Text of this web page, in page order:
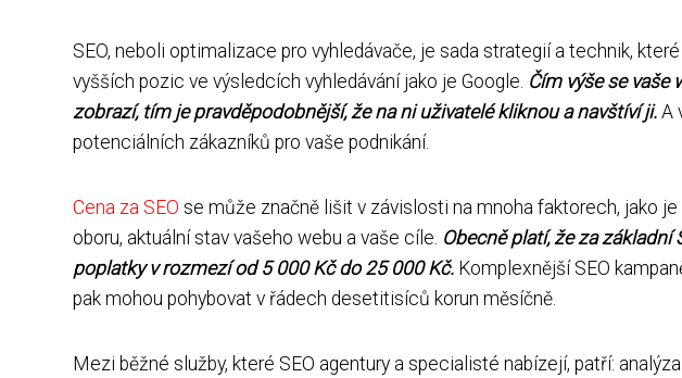
SEO, neboli optimalizace pro vyhledávače, je sada strategií a technik,
vyšších pozic ve výsledcích vyhledávání jako je Google. Čím výše se vaše
zobrazí, tím je pravděpodobnější, že na ni uživatelé kliknou a navštíví ji. A
potenciálních zákazníků pro vaše podnikání.
Cena za SEO se může značně lišit v závislosti na mnoha faktorech, jako
oboru, aktuální stav vašeho webu a vaše cíle. Obecně platí, že za
poplatky v rozmezí od 5 000 Kč do 25 000 Kč. Komplexnější SEO
pak mohou pohybovat v řádech desetitisíců korun měsíčně.
Mezi běžné služby, které SEO agentury a specialisté nabízejí, patří: